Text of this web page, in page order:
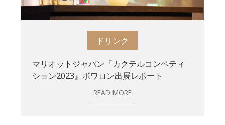
ドリンク
マリオットジャパン『カクテルコンペティ
ション2023』ボワロン出展レポート
READ MORE